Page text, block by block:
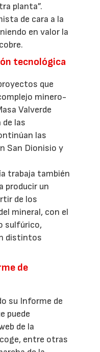
planta”.
de cara a la
en valor la
tecnológica
que
minero-
Valverde
las
las
San Dionisio y
trabaja también
producir un
de los
mineral, con el
sulfúrico,
distintos
de
su Informe de
puede
de la
entre otras